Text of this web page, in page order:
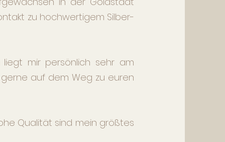
zu hochwertigem Silber-
mir persönlich sehr am
auf dem Weg zu euren
Qualität sind mein größtes